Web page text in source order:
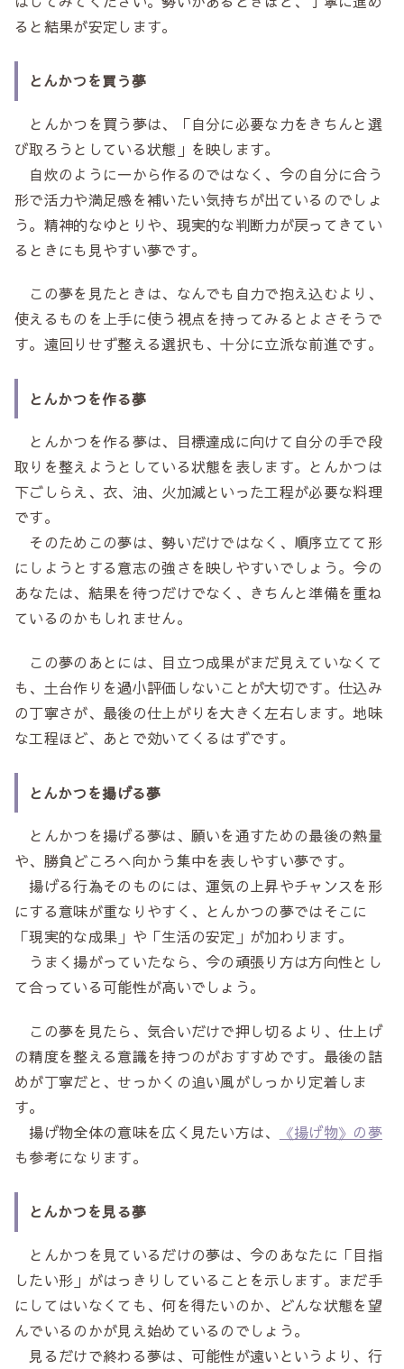
ると結果が安定します。
とんかつを買う夢
とんかつを買う夢は、「自分に必要な力をきちんと選
び取ろうとしている状態」を映します。
自炊のように一から作るのではなく、今の自分に合う
形で活力や満足感を補いたい気持ちが出ているのでしょ
う。精神的なゆとりや、現実的な判断力が戻ってきてい
るときにも見やすい夢です。
この夢を見たときは、なんでも自力で抱え込むより、
使えるものを上手に使う視点を持ってみるとよさそうで
す。遠回りせず整える選択も、十分に立派な前進です。
とんかつを作る夢
とんかつを作る夢は、目標達成に向けて自分の手で段
取りを整えようとしている状態を表します。とんかつは
下ごしらえ、衣、油、火加減といった工程が必要な料理
です。
そのためこの夢は、勢いだけではなく、順序立てて形
にしようとする意志の強さを映しやすいでしょう。今の
あなたは、結果を待つだけでなく、きちんと準備を重ね
ているのかもしれません。
この夢のあとには、目立つ成果がまだ見えていなくて
も、土台作りを過小評価しないことが大切です。仕込み
の丁寧さが、最後の仕上がりを大きく左右します。地味
な工程ほど、あとで効いてくるはずです。
とんかつを揚げる夢
とんかつを揚げる夢は、願いを通すための最後の熱量
や、勝負どころへ向かう集中を表しやすい夢です。
揚げる行為そのものには、運気の上昇やチャンスを形
にする意味が重なりやすく、とんかつの夢ではそこに
「現実的な成果」や「生活の安定」が加わります。
うまく揚がっていたなら、今の頑張り方は方向性とし
て合っている可能性が高いでしょう。
この夢を見たら、気合いだけで押し切るより、仕上げ
の精度を整える意識を持つのがおすすめです。最後の詰
めが丁寧だと、せっかくの追い風がしっかり定着しま
す。
揚げ物全体の意味を広く見たい方は、
《揚げ物》の夢
も参考になります。
とんかつを見る夢
とんかつを見ているだけの夢は、今のあなたに「目指
したい形」がはっきりしていることを示します。まだ手
にしてはいなくても、何を得たいのか、どんな状態を望
んでいるのかが見え始めているのでしょう。
見るだけで終わる夢は、可能性が遠いというより、行